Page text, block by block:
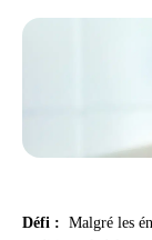
Défi : Malgré les